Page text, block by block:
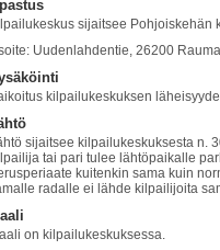
sijaitsee Pohjoiskehän
Uudenlahdentie, 26200
kilpailukeskuksen
sijaitsee kilpailukeskuksesta n.
tai pari tulee lähtöpaikalle
kuitenkin sama kuin
radalle ei lähde kilpailijoita
on kilpailukeskuksessa.